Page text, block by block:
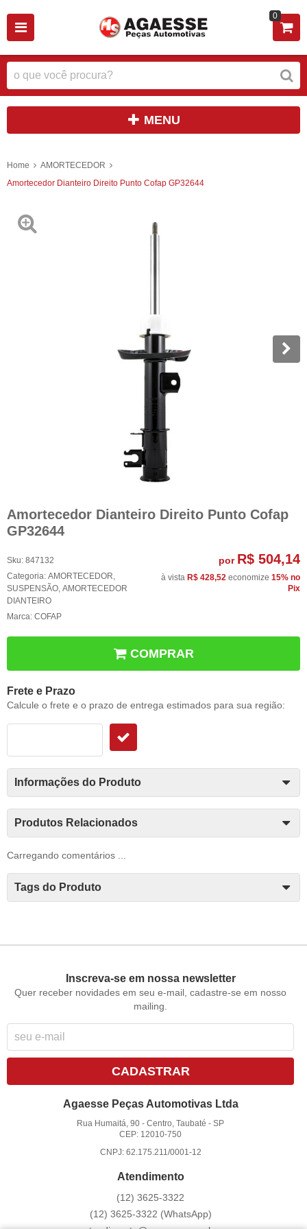
0
MENU
Home
AMORTECEDOR
Amortecedor Dianteiro Direito Punto Cofap GP32644
Amortecedor Dianteiro Direito Punto Cofap
GP32644
Sku: 847132
Categoria: AMORTECEDOR,
SUSPENSÃO, AMORTECEDOR
DIANTEIRO
Marca: COFAP
por R$ 504,14
à vista R$ 428,52 economize 15% no
Pix
COMPRAR
Frete e Prazo
Calcule o frete e o prazo de entrega estimados para sua região:
Informações do Produto
Produtos Relacionados
Carregando comentários ...
Tags do Produto
Inscreva-se em nossa newsletter
Quer receber novidades em seu e-mail, cadastre-se em nosso
mailing.
CADASTRAR
Agaesse Peças Automotivas Ltda
Rua Humaitá, 90 -Centro, Taubaté -SP
CEP: 12010-750
CNPJ: 62.175.211/0001-12
Atendimento
(12) 3625-3322
(12) 3625-3322 (WhatsApp)